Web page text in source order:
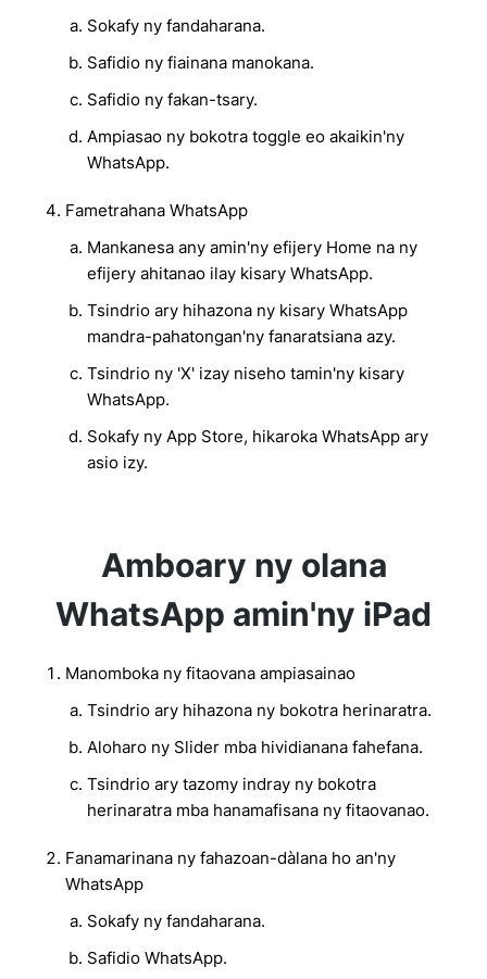
Sokafy ny fandaharana.
Safidio ny fiainana manokana.
Safidio ny fakan-tsary.
Ampiasao ny bokotra toggle eo akaikin'ny
WhatsApp.
Fametrahana WhatsApp
Mankanesa any amin'ny efijery Home na ny
efijery ahitanao ilay kisary WhatsApp.
Tsindrio ary hihazona ny kisary WhatsApp
mandra-pahatongan'ny fanaratsiana azy.
Tsindrio ny 'X' izay niseho tamin'ny kisary
WhatsApp.
Sokafy ny App Store, hikaroka WhatsApp ary
asio izy.
Amboary ny olana
WhatsApp amin'ny iPad
Manomboka ny fitaovana ampiasainao
Tsindrio ary hihazona ny bokotra herinaratra.
Aloharo ny Slider mba hividianana fahefana.
Tsindrio ary tazomy indray ny bokotra
herinaratra mba hanamafisana ny fitaovanao.
Fanamarinana ny fahazoan-dàlana ho an'ny
WhatsApp
Sokafy ny fandaharana.
Safidio WhatsApp.